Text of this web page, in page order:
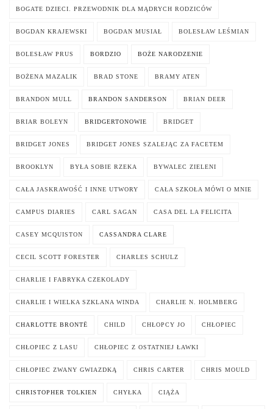
BOGATE DZIECI. PRZEWODNIK DLA MĄDRYCH RODZICÓW
BOGDAN KRAJEWSKI BOGDAN MUSIAŁ BOLESŁAW LEŚMIAN
BOLESŁAW PRUS BORDZIO BOŻE NARODZENIE
BOŻENA MAZALIK BRAD STONE BRAMY ATEN
BRANDON MULL BRANDON SANDERSON BRIAN DEER
BRIAR BOLEYN BRIDGERTONOWIE BRIDGET
BRIDGET JONES BRIDGET JONES SZALEJĄC ZA FACETEM
BROOKLYN BYŁA SOBIE RZEKA BYWALEC ZIELENI
CAŁA JASKRAWOŚĆ I INNE UTWORY CAŁA SZKOŁA MÓWI O MNIE
CAMPUS DIARIES CARL SAGAN CASA DEL LA FELICITA
CASEY MCQUISTON CASSANDRA CLARE
CECIL SCOTT FORESTER CHARLES SCHULZ
CHARLIE I FABRYKA CZEKOLADY
CHARLIE I WIELKA SZKLANA WINDA CHARLIE N. HOLMBERG
CHARLOTTE BRONTË CHILD CHŁOPCY JO CHŁOPIEC
CHŁOPIEC Z LASU CHŁOPIEC Z OSTATNIEJ ŁAWKI
CHŁOPIEC ZWANY GWIAZDKĄ CHRIS CARTER CHRIS MOULD
CHRISTOPHER TOLKIEN CHYŁKA CIĄŻA